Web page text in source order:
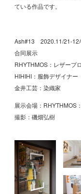
ている作品です。
Ash#13 2020.11/21-
合同展示
RHYTHMOS：レザープ
HIHIHI：服飾デザイナー
金井工芸：染織家
展示会場：RHYTHMOS
撮影：磯畑弘樹